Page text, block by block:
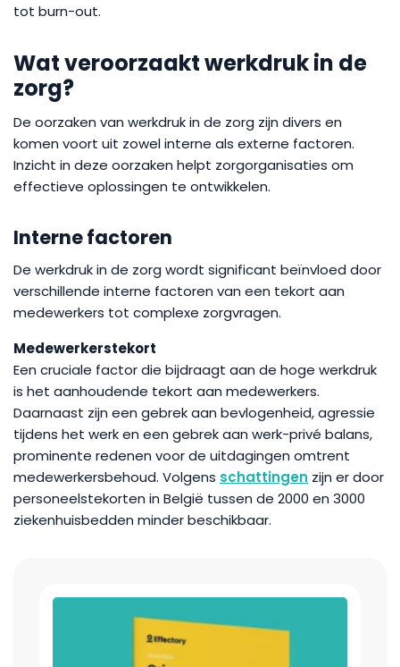
tot burn-out.
Wat veroorzaakt werkdruk in de
zorg?
De oorzaken van werkdruk in de zorg zijn divers en
komen voort uit zowel interne als externe factoren.
Inzicht in deze oorzaken helpt zorgorganisaties om
effectieve oplossingen te ontwikkelen.
Interne factoren
De werkdruk in de zorg wordt significant beïnvloed door
verschillende interne factoren van een tekort aan
medewerkers tot complexe zorgvragen.
Medewerkerstekort
Een cruciale factor die bijdraagt aan de hoge werkdruk
is het aanhoudende tekort aan medewerkers.
Daarnaast zijn een gebrek aan bevlogenheid, agressie
tijdens het werk en een gebrek aan werk-privé balans,
prominente redenen voor de uitdagingen omtrent
medewerkersbehoud. Volgens schattingen zijn er door
personeelstekorten in België tussen de 2000 en 3000
ziekenhuisbedden minder beschikbaar.